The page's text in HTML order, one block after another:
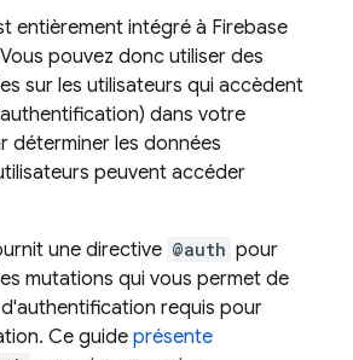
entièrement intégré à Firebase
pouvez donc utiliser des
sur les utilisateurs qui accèdent
dans votre
déterminer les données
peuvent accéder
une directive @auth pour
mutations qui vous permet de
requis pour
Ce guide présente